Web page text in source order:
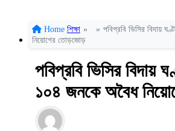
Home শিক্ষা » » পবিপ্রবি ভিসির বিদায়
নিয়োগের তোড়জোড়
পবিপ্রবি ভিসির বিদায়
১০৪ জনকে অবৈধ